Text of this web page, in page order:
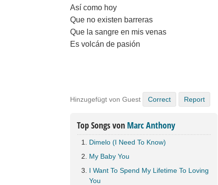
Así como hoy
Que no existen barreras
Que la sangre en mis venas
Es volcán de pasión
Hinzugefügt von Guest Correct Report
Top Songs von Marc Anthony
Dimelo (I Need To Know)
My Baby You
I Want To Spend My Lifetime To Loving
You